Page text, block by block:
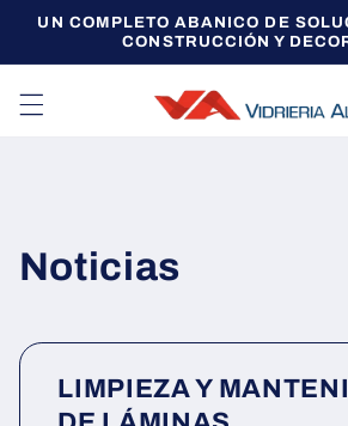
directamente
al contenido
UN COMPLETO ABANICO DE
CONSTRUCCIÓN Y
Noticias
LIMPIEZA Y